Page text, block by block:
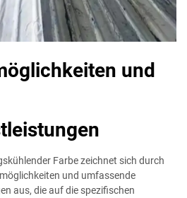
und
Farbe zeichnet sich durch
und umfassende
aus, die auf die spezifischen